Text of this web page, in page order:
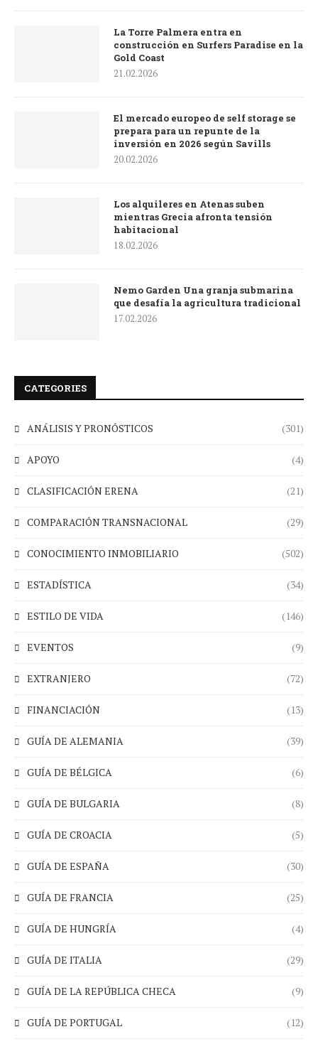
La Torre Palmera entra en
construcción en Surfers Paradise en la
Gold Coast
21.02.2026
El mercado europeo de self storage se
prepara para un repunte de la
inversión en 2026 según Savills
20.02.2026
Los alquileres en Atenas suben
mientras Grecia afronta tensión
habitacional
18.02.2026
Nemo Garden Una granja submarina
que desafía la agricultura tradicional
17.02.2026
CATEGORIES
ANÁLISIS Y PRONÓSTICOS (301)
APOYO (4)
CLASIFICACIÓN ERENA (21)
COMPARACIÓN TRANSNACIONAL (29)
CONOCIMIENTO INMOBILIARIO (502)
ESTADÍSTICA (34)
ESTILO DE VIDA (146)
EVENTOS (9)
EXTRANJERO (72)
FINANCIACIÓN (13)
GUÍA DE ALEMANIA (39)
GUÍA DE BÉLGICA (6)
GUÍA DE BULGARIA (8)
GUÍA DE CROACIA (5)
GUÍA DE ESPAÑA (30)
GUÍA DE FRANCIA (25)
GUÍA DE HUNGRÍA (4)
GUÍA DE ITALIA (29)
GUÍA DE LA REPÚBLICA CHECA (9)
GUÍA DE PORTUGAL (12)